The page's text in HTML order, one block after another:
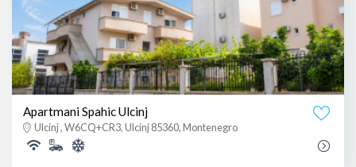
Apartmani Spahic Ulcinj
Ulcinj , W6CQ+CR3, Ulcinj 85360, Montenegro